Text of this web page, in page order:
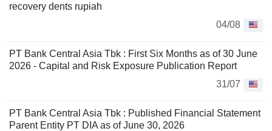
recovery dents rupiah
04/08
PT Bank Central Asia Tbk : First Six Months as of 30 June
2026 - Capital and Risk Exposure Publication Report
31/07
PT Bank Central Asia Tbk : Published Financial Statement
Parent Entity PT DIA as of June 30, 2026